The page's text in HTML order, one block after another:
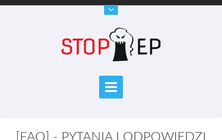
[FAQ] - PYTANIA I ODPOWIEDZI